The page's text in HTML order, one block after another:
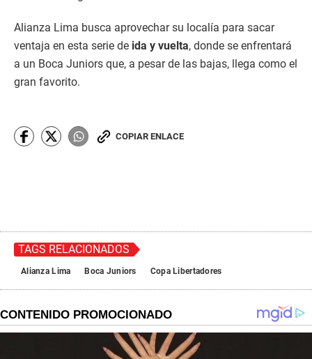
Alianza Lima busca aprovechar su localía para sacar
ventaja en esta serie de ida y vuelta, donde se enfrentará
a un Boca Juniors que, a pesar de las bajas, llega como el
gran favorito.
COPIAR ENLACE
TAGS RELACIONADOS
Alianza Lima Boca Juniors Copa Libertadores